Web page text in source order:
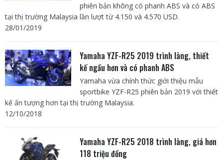
phiên bản không có phanh ABS và có ABS
tại thị trường Malaysia lần lượt từ 4.150 và 4.570 USD.
28/01/2019
Yamaha YZF-R25 2019 trình làng, thiết
kế ngầu hơn và có phanh ABS
Yamaha vừa chính thức giới thiệu mẫu
sportbike YZF-R25 phiên bản 2019 với thiết
kế ấn tượng hơn tại thị trường Malaysia.
12/10/2018
Yamaha YZF-R25 2018 trình làng, giá hơn
118 triệu đồng